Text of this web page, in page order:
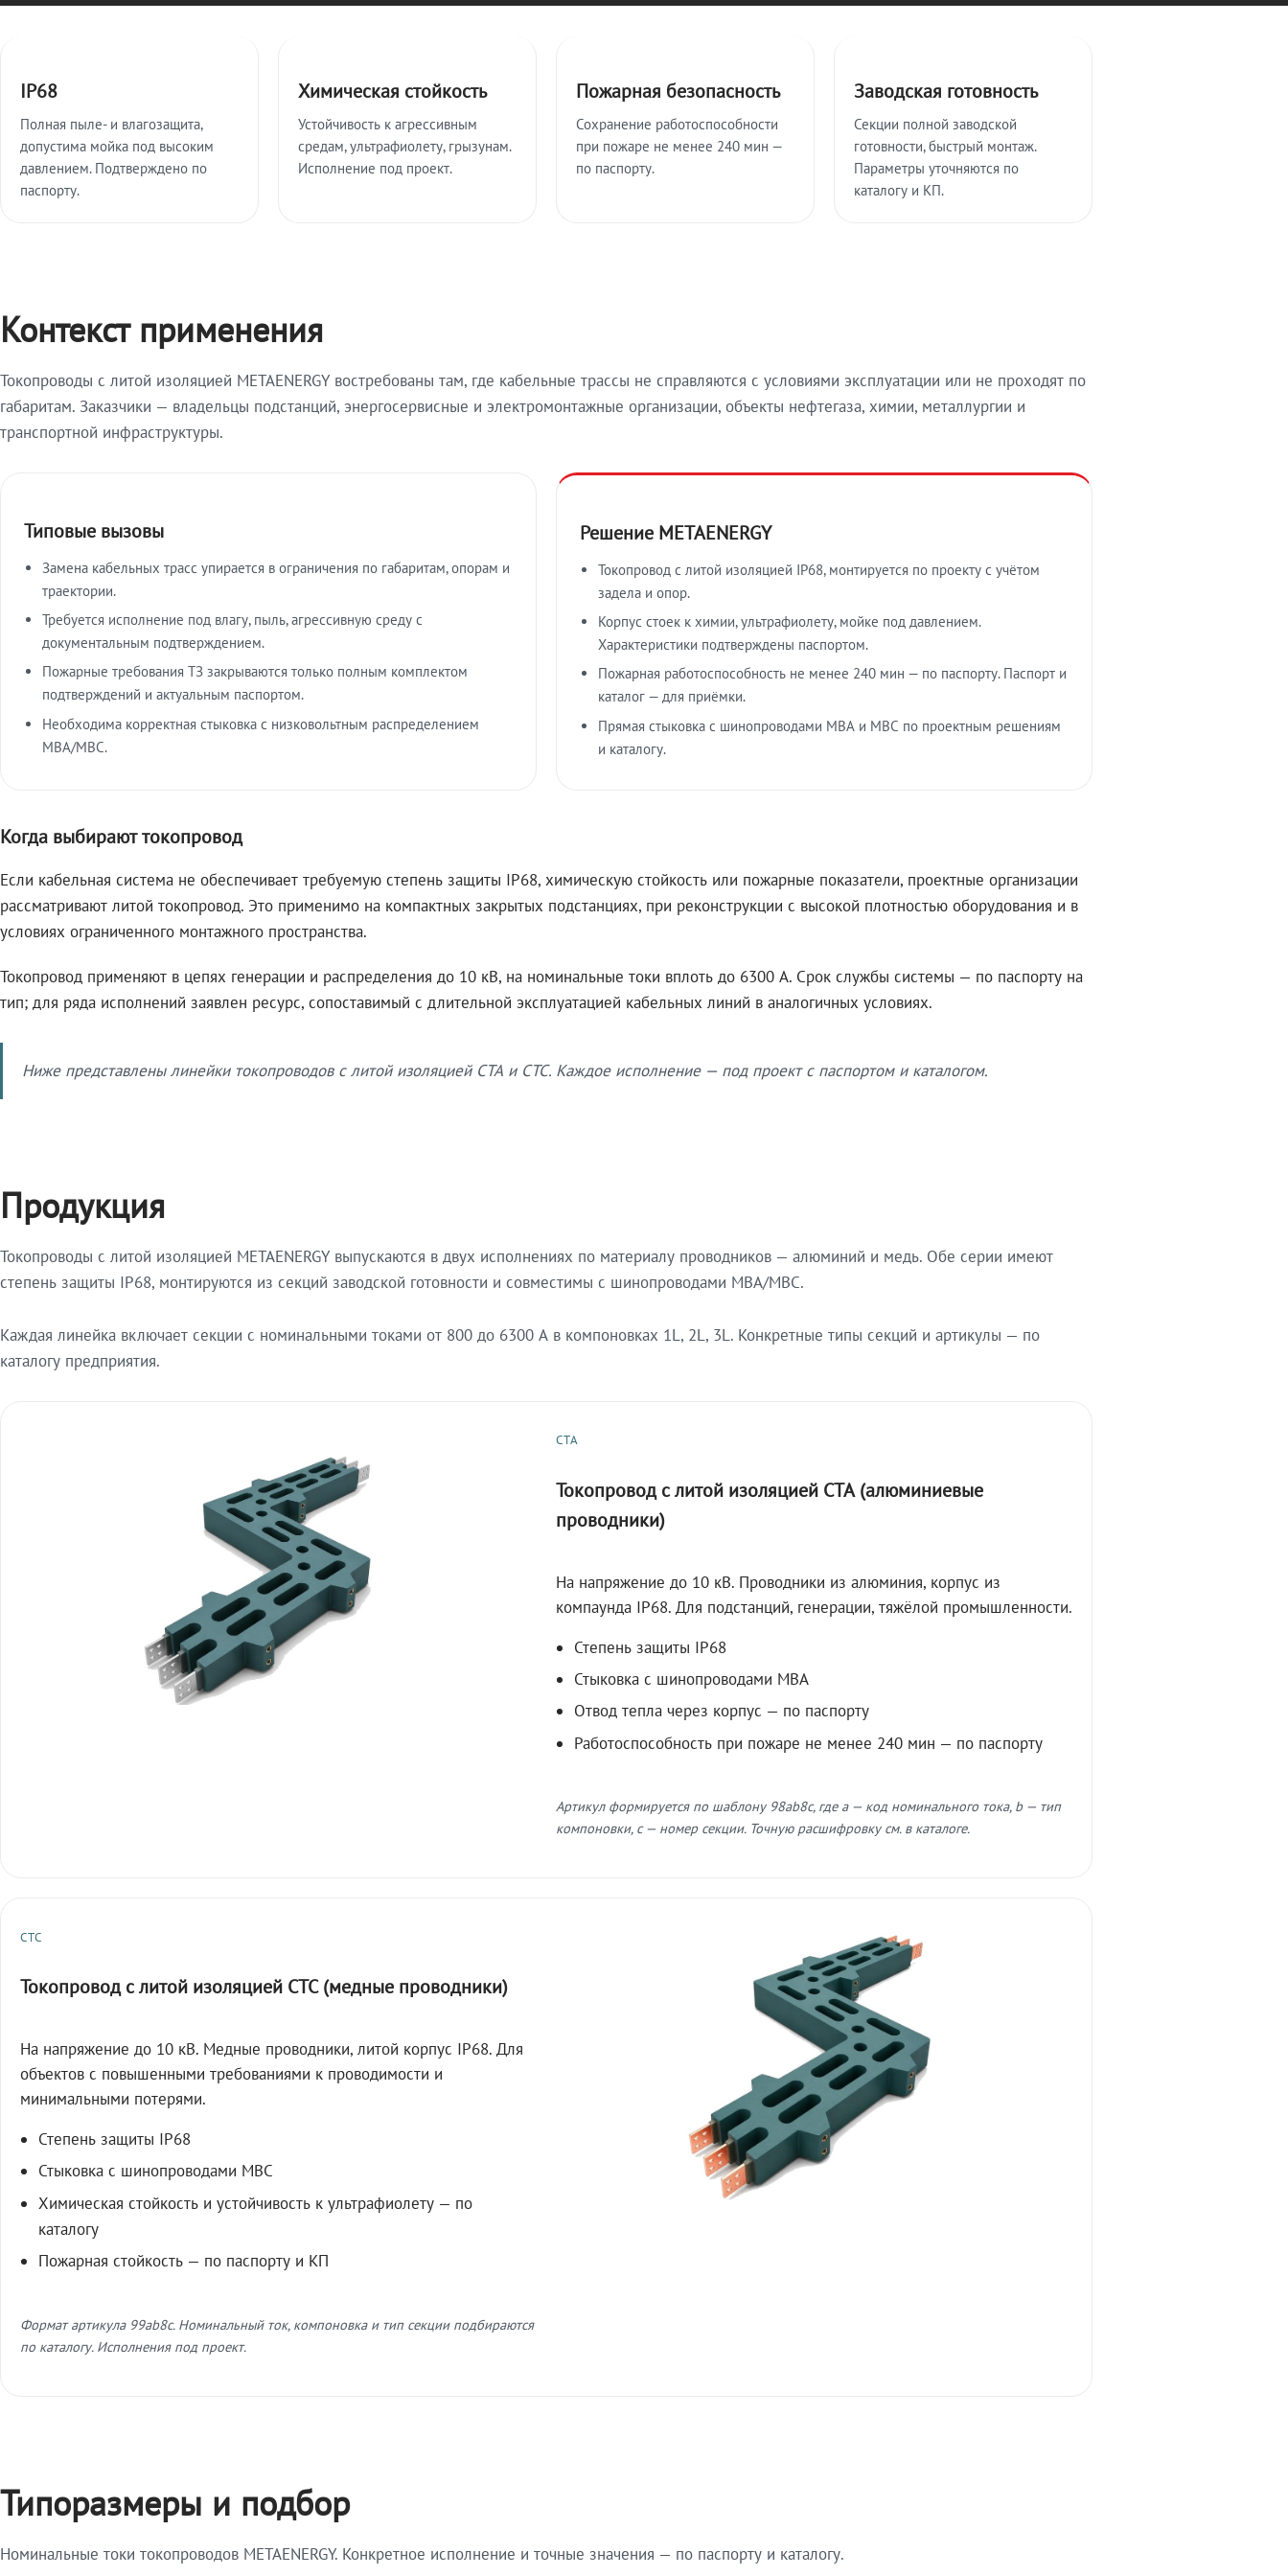
IP68
Полная пыле- и влагозащита,
допустима мойка под высоким
давлением. Подтверждено по
паспорту.
Химическая стойкость
Устойчивость к агрессивным
средам, ультрафиолету, грызунам.
Исполнение под проект.
Пожарная безопасность
Сохранение работоспособности
при пожаре не менее 240 мин —
по паспорту.
Заводская готовность
Секции полной заводской
готовности, быстрый монтаж.
Параметры уточняются по
каталогу и КП.
Контекст применения
Токопроводы с литой изоляцией METAENERGY востребованы там, где кабельные трассы не справляются с условиями эксплуатации или не проходят по
габаритам. Заказчики — владельцы подстанций, энергосервисные и электромонтажные организации, объекты нефтегаза, химии, металлургии и
транспортной инфраструктуры.
Типовые вызовы
Замена кабельных трасс упирается в ограничения по габаритам, опорам и
траектории.
Требуется исполнение под влагу, пыль, агрессивную среду с
документальным подтверждением.
Пожарные требования ТЗ закрываются только полным комплектом
подтверждений и актуальным паспортом.
Необходима корректная стыковка с низковольтным распределением
МВА/МВС.
Решение METAENERGY
Токопровод с литой изоляцией IP68, монтируется по проекту с учётом
задела и опор.
Корпус стоек к химии, ультрафиолету, мойке под давлением.
Характеристики подтверждены паспортом.
Пожарная работоспособность не менее 240 мин — по паспорту. Паспорт и
каталог — для приёмки.
Прямая стыковка с шинопроводами МВА и МВС по проектным решениям
и каталогу.
Когда выбирают токопровод
Если кабельная система не обеспечивает требуемую степень защиты IP68, химическую стойкость или пожарные показатели, проектные организации
рассматривают литой токопровод. Это применимо на компактных закрытых подстанциях, при реконструкции с высокой плотностью оборудования и в
условиях ограниченного монтажного пространства.
Токопровод применяют в цепях генерации и распределения до 10 кВ, на номинальные токи вплоть до 6300 А. Срок службы системы — по паспорту на
тип; для ряда исполнений заявлен ресурс, сопоставимый с длительной эксплуатацией кабельных линий в аналогичных условиях.
Ниже представлены линейки токопроводов с литой изоляцией СТА и СТС. Каждое исполнение — под проект с паспортом и каталогом.
Продукция
Токопроводы с литой изоляцией METAENERGY выпускаются в двух исполнениях по материалу проводников — алюминий и медь. Обе серии имеют
степень защиты IP68, монтируются из секций заводской готовности и совместимы с шинопроводами МВА/МВС.
Каждая линейка включает секции с номинальными токами от 800 до 6300 А в компоновках 1L, 2L, 3L. Конкретные типы секций и артикулы — по
каталогу предприятия.
СТА
Токопровод с литой изоляцией СТА (алюминиевые
проводники)
На напряжение до 10 кВ. Проводники из алюминия, корпус из
компаунда IP68. Для подстанций, генерации, тяжёлой промышленности.
Степень защиты IP68
Стыковка с шинопроводами МВА
Отвод тепла через корпус — по паспорту
Работоспособность при пожаре не менее 240 мин — по паспорту
Артикул формируется по шаблону 98ab8c, где a — код номинального тока, b — тип
компоновки, c — номер секции. Точную расшифровку см. в каталоге.
СТС
Токопровод с литой изоляцией СТС (медные проводники)
На напряжение до 10 кВ. Медные проводники, литой корпус IP68. Для
объектов с повышенными требованиями к проводимости и
минимальными потерями.
Степень защиты IP68
Стыковка с шинопроводами МВС
Химическая стойкость и устойчивость к ультрафиолету — по
каталогу
Пожарная стойкость — по паспорту и КП
Формат артикула 99ab8c. Номинальный ток, компоновка и тип секции подбираются
по каталогу. Исполнения под проект.
Типоразмеры и подбор
Номинальные токи токопроводов METAENERGY. Конкретное исполнение и точные значения — по паспорту и каталогу.